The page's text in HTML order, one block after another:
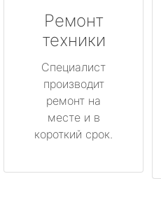
Ремонт
техники
Специалист
производит
ремонт на
месте и в
короткий срок.